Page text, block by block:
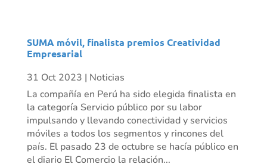
SUMA móvil, finalista premios Creatividad
Empresarial
31 Oct 2023 | Noticias
La compañía en Perú ha sido elegida finalista en
la categoría Servicio público por su labor
impulsando y llevando conectividad y servicios
móviles a todos los segmentos y rincones del
país. El pasado 23 de octubre se hacía público en
el diario El Comercio la relación...